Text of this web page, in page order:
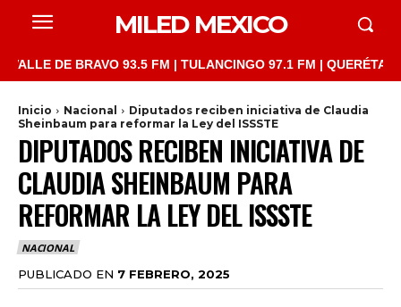
MILED MEXICO
DE BRAVO 93.5 FM | TULANCINGO 97.1 FM | QUERÉTARO
Inicio Nacional
Diputados reciben iniciativa de Claudia
Sheinbaum para reformar la Ley del ISSSTE
DIPUTADOS RECIBEN INICIATIVA DE
CLAUDIA SHEINBAUM PARA
REFORMAR LA LEY DEL ISSSTE
NACIONAL
PUBLICADO EN 7 FEBRERO, 2025